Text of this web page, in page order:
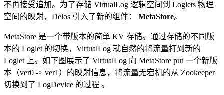
不再接受追加。为了存储 VirtualLog 逻辑空间到 Loglets 物理
空间的映射，Delos 引入了新的组件： MetaStore。
MetaStore 是一个带版本的简单 KV 存储。通过存储的不同版
本的 Loglet 的切换，VirtualLog 就自然的将流量打到新的
Loglet 上。如下图展示了 VirtualLog 向 MetaStore put 一个新版
本（ver0 -> ver1）的映射信息，将流量无宕机的从 Zookeeper
切换到了 LogDevice 的过程 。